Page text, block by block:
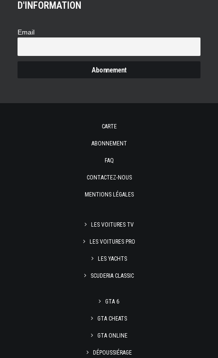
D'INFORMATION
Email
CARTE
ABONNEMENT
FAQ
CONTACTEZ-NOUS
MENTIONS LÉGALES
LES VOITURES TV
LES VOITURES PRO
LES YACHTS
SCUDERIA CLASSIC
GTA 6
GTA CHEATS
GTA ONLINE
DÉPOUSSIÉRAGE